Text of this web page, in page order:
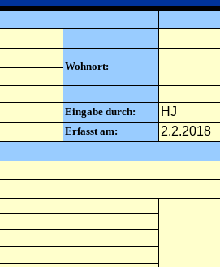
Wohnort:
Eingabe durch: HJ
Erfasst am: 2.2.2018